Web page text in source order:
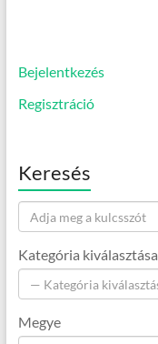
Bejelentkezés
Regisztráció
Keresés
Kategória kiválasztása
Megye